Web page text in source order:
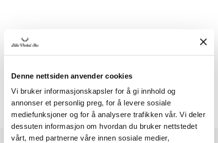
Denne nettsiden anvender cookies
Vi bruker informasjonskapsler for å gi innhold og
annonser et personlig preg, for å levere sosiale
mediefunksjoner og for å analysere trafikken vår. Vi deler
dessuten informasjon om hvordan du bruker nettstedet
vårt, med partnerne våre innen sosiale medier,
Detaljer og størrelser
Frakt og retur